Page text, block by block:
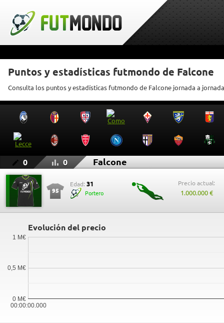
Puntos y estadísticas futmondo de Falcone
Consulta los puntos y estadísticas futmondo de Falcone jornada a jornada
0 0 Falcone
95
Edad: 31
Portero
Precio actual:
1.000.000 €
Evolución del precio
00:00:00.000
0 M€
0,5 M€
1 M€